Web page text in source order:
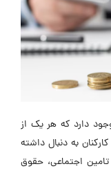
دارد که هر یک از
به دنبال داشته
اجتماعی، حقوق